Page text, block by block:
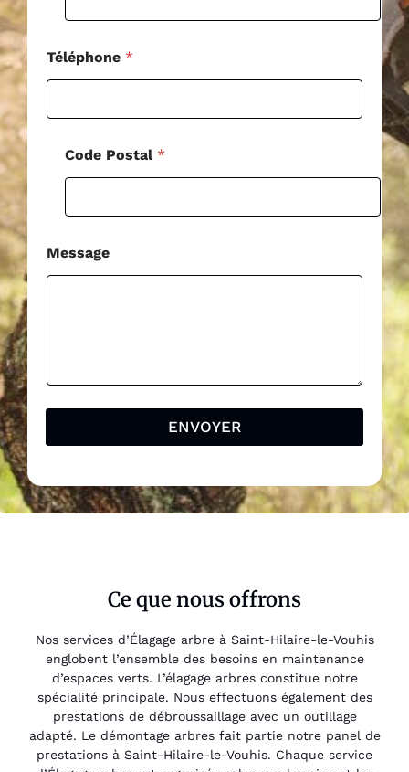
Téléphone *
Code Postal *
Message
ENVOYER
Ce que nous offrons
Nos services d’Élagage arbre à Saint-Hilaire-le-Vouhis
englobent l’ensemble des besoins en maintenance
d’espaces verts. L’élagage arbres constitue notre
spécialité principale. Nous effectuons également des
prestations de débroussaillage avec un outillage
adapté. Le démontage arbres fait partie notre panel de
prestations à Saint-Hilaire-le-Vouhis. Chaque service